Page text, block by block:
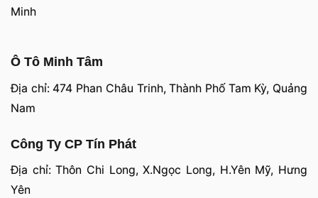
Minh
Ô Tô Minh Tâm
Địa chỉ: 474 Phan Châu Trinh, Thành Phố Tam Kỳ, Quảng
Nam
Công Ty CP Tín Phát
Địa chỉ: Thôn Chi Long, X.Ngọc Long, H.Yên Mỹ, Hưng
Yên